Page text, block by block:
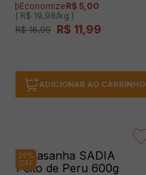
EconomizeR$ 5,00
( R$ 19,98/kg )
R$ 16,99 R$ 11,99
ADICIONAR AO CARRINHO
29%
OFF